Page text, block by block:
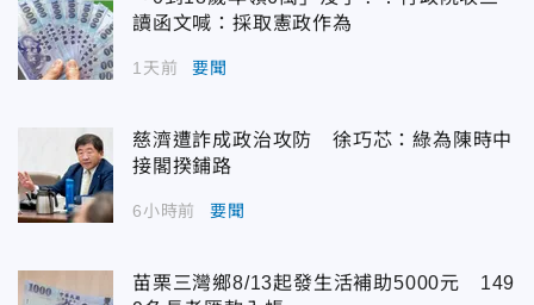
讀函文喊：採取憲政作為
1天前 要聞
慈濟遭詐成政治攻防 徐巧芯：綠為陳時中
接閣揆鋪路
6小時前 要聞
苗栗三灣鄉8/13起發生活補助5000元 149